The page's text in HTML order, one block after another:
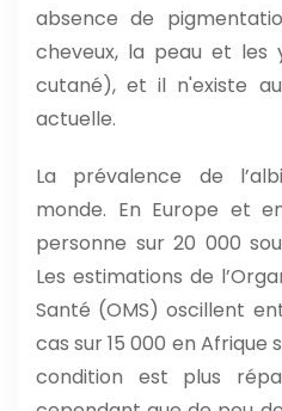
absence de
cheveux, la peau et les
cutané), et il n'existe
actuelle.
La prévalence de
monde. En Europe et
personne sur 20 000
Les estimations de
Santé (OMS) oscillent
cas sur 15 000 en Afrique
condition est plus